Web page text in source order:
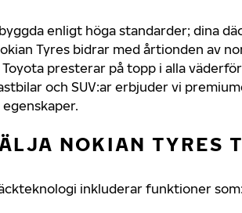
enligt höga standarder; dina
Tyres bidrar med årtionden av
presterar på topp i alla
och SUV:ar erbjuder vi
NOKIAN TYRES
inkluderar funktioner